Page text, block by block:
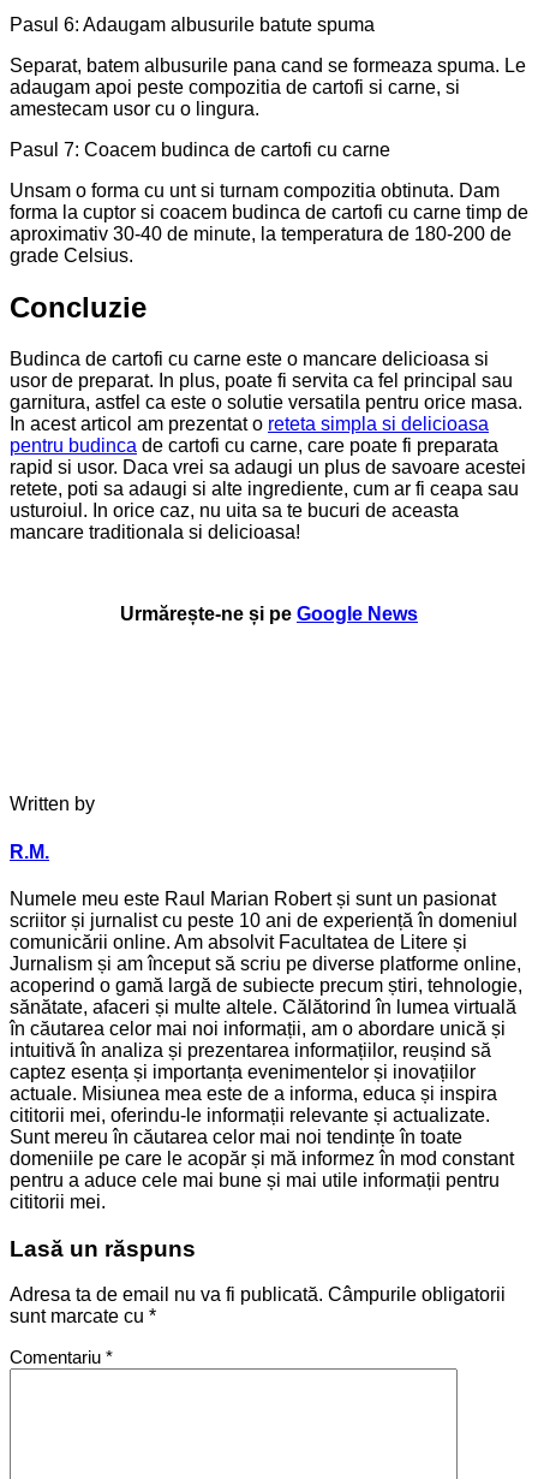
Pasul 6: Adaugam albusurile batute spuma
Separat, batem albusurile pana cand se formeaza spuma. Le
adaugam apoi peste compozitia de cartofi si carne, si
amestecam usor cu o lingura.
Pasul 7: Coacem budinca de cartofi cu carne
Unsam o forma cu unt si turnam compozitia obtinuta. Dam
forma la cuptor si coacem budinca de cartofi cu carne timp de
aproximativ 30-40 de minute, la temperatura de 180-200 de
grade Celsius.
Concluzie
Budinca de cartofi cu carne este o mancare delicioasa si
usor de preparat. In plus, poate fi servita ca fel principal sau
garnitura, astfel ca este o solutie versatila pentru orice masa.
In acest articol am prezentat o reteta simpla si delicioasa
pentru budinca de cartofi cu carne, care poate fi preparata
rapid si usor. Daca vrei sa adaugi un plus de savoare acestei
retete, poti sa adaugi si alte ingrediente, cum ar fi ceapa sau
usturoiul. In orice caz, nu uita sa te bucuri de aceasta
mancare traditionala si delicioasa!
Urmărește-ne și pe Google News
Written by
R.M.
Numele meu este Raul Marian Robert și sunt un pasionat
scriitor și jurnalist cu peste 10 ani de experiență în domeniul
comunicării online. Am absolvit Facultatea de Litere și
Jurnalism și am început să scriu pe diverse platforme online,
acoperind o gamă largă de subiecte precum știri, tehnologie,
sănătate, afaceri și multe altele. Călătorind în lumea virtuală
în căutarea celor mai noi informații, am o abordare unică și
intuitivă în analiza și prezentarea informațiilor, reușind să
captez esența și importanța evenimentelor și inovațiilor
actuale. Misiunea mea este de a informa, educa și inspira
cititorii mei, oferindu-le informații relevante și actualizate.
Sunt mereu în căutarea celor mai noi tendințe în toate
domeniile pe care le acopăr și mă informez în mod constant
pentru a aduce cele mai bune și mai utile informații pentru
cititorii mei.
Lasă un răspuns
Adresa ta de email nu va fi publicată. Câmpurile obligatorii
sunt marcate cu *
Comentariu *